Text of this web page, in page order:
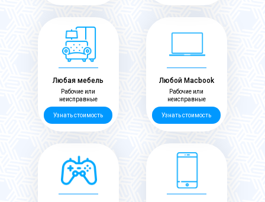
Любой Macbook
Узнать стоимость
Рабочие или
неисправные
Любая мебель
Узнать стоимость
Рабочие или
неисправные